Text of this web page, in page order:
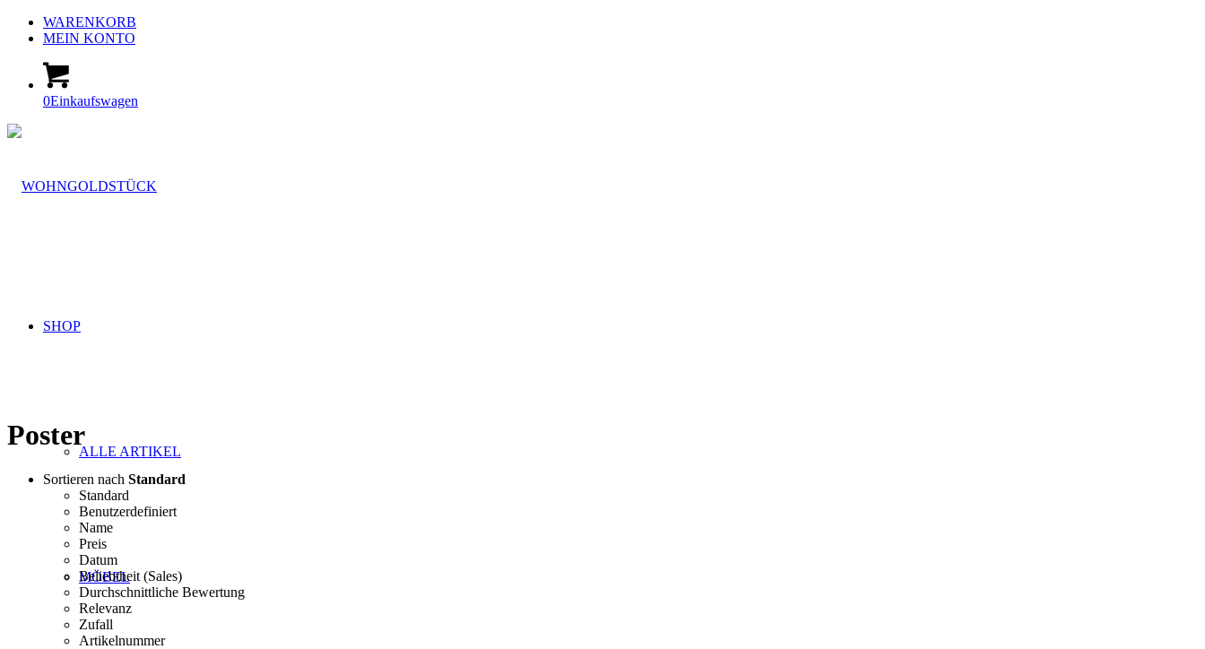
WARENKORB
MEIN KONTO
0Einkaufswagen
SHOP
ALLE ARTIKEL
MÖBEL
Poster
Sortieren nach Standard
Standard
Benutzerdefiniert
Name
Preis
Datum
Beliebtheit (Sales)
Durchschnittliche Bewertung
Relevanz
Zufall
Artikelnummer